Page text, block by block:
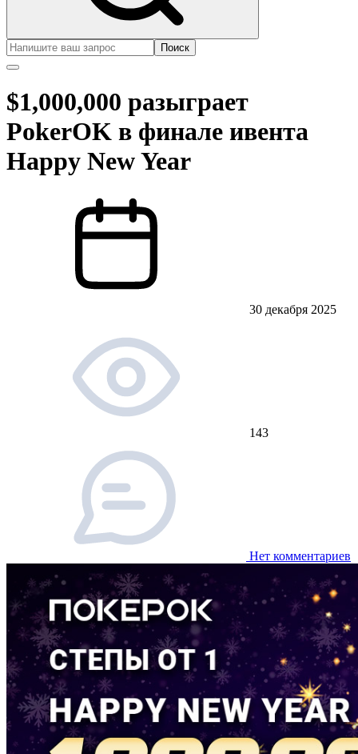
Поиск
$1,000,000 разыграет
PokerOK в финале ивента
Happy New Year
30 декабря 2025
143
Нет комментариев